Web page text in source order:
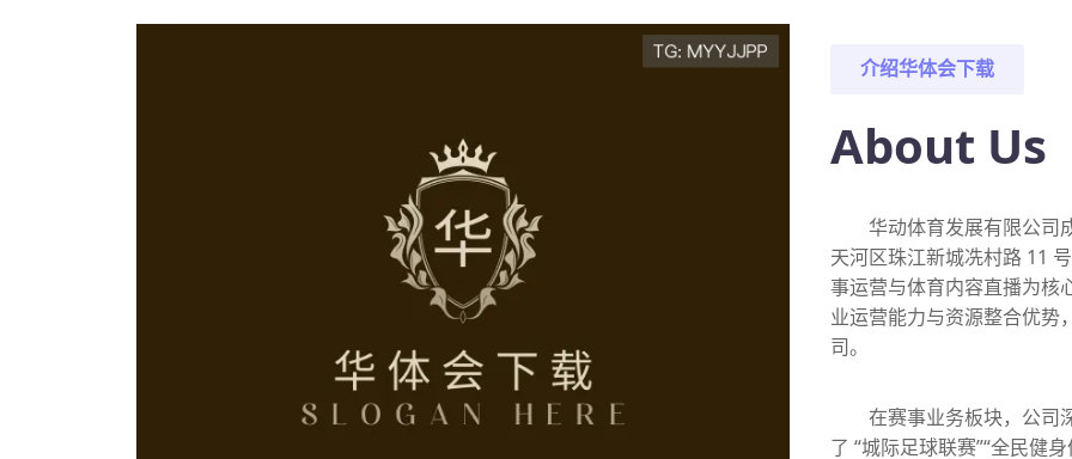
介绍华体会下载
About Us
华动体育发展有限公司
天河区珠江新城冼村路 11
事运营与体育内容直播为核
业运营能力与资源整合优势
司。
在赛事业务板块，公司
了 “城际足球联赛”“全民健